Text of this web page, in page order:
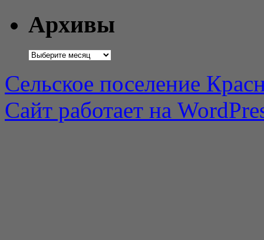
Архивы
Архивы
Сельское поселение
Сайт работает на